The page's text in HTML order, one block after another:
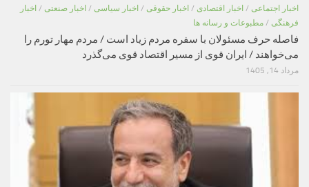
اخبار اجتماعی / اخبار اقتصادی / اخبار حقوقی / اخبار سیاسی / اخبار صنعتی / اخبار
فرهنگی / مطبوعات و رسانه ها
فاصله حرف مسئولان با سفره مردم زیاد است / مردم مهار تورم را
می‌خواهند / ایران قوی از مسیر اقتصاد قوی می‌گذرد
مرداد 14, 1405